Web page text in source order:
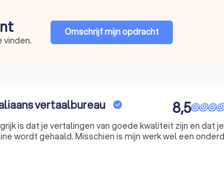
vinden.
Omschrijf mijn opdracht
vertaalbureau 8,5
is dat je vertalingen van goede kwaliteit zijn en dat je
mijn werk wel een onderdeel